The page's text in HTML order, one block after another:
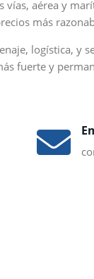
vías, aérea y
más
logística, y
fuerte y